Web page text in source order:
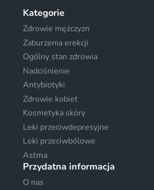
Kategorie
Zdrowie mężczyzn
Zaburzenia erekcji
Ogólny stan zdrowia
Nadciśnienie
Antybiotyki
Zdrowie kobiet
Kosmetyka skóry
Leki przeciwdepresyjne
Leki przeciwbólowe
Astma
Przydatna informacja
O nas